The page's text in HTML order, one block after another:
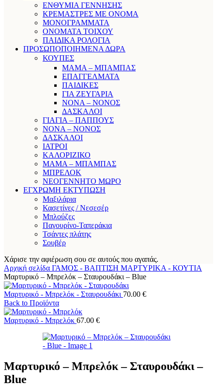
ΕΝΘΥΜΙΑ ΓΕΝΝΗΣΗΣ
ΚΡΕΜΑΣΤΡΕΣ ΜΕ ΟΝΟΜΑ
ΜΟΝΟΓΡΑΜΜΑΤΑ
ΟΝΟΜΑΤΑ ΤΟΙΧΟΥ
ΠΑΙΔΙΚΑ ΡΟΛΟΓΙΑ
ΠΡΟΣΩΠΟΠΟΙΗΜΕΝΑ ΔΩΡΑ
ΚΟΥΠΕΣ
ΜΑΜΑ – ΜΠΑΜΠΑΣ
ΕΠΑΓΓΕΛΜΑΤΑ
ΠΑΙΔΙΚΕΣ
ΓΙΑ ΖΕΥΓΑΡΙΑ
ΝΟΝΑ – ΝΟΝΟΣ
ΔΑΣΚΑΛΟΙ
ΓΙΑΓΙΑ – ΠΑΠΠΟΥΣ
ΝΟΝΑ – ΝΟΝΟΣ
ΔΑΣΚΑΛΟΙ
ΙΑΤΡΟΙ
ΚΑΛΟΡΙΖΙΚΟ
ΜΑΜΑ – ΜΠΑΜΠΑΣ
ΜΠΡΕΛΟΚ
ΝΕΟΓΕΝΝΗΤΟ ΜΩΡΟ
ΕΓΧΡΩΜΗ ΕΚΤΥΠΩΣΗ
Μαξιλάρια
Κασετίνες / Νεσεσέρ
Μπλούζες
Παγουρίνο-Ταπεράκια
Τσάντες πλάτης
Σουβέρ
Χάρισε την αφιέρωση σου σε αυτούς που αγαπάς.
Αρχική σελίδα ΓΑΜΟΣ - ΒΑΠΤΙΣΗ ΜΑΡΤΥΡΙΚΑ - ΚΟΥΤΙΑ
Μαρτυρικό – Μπρελόκ – Σταυρουδάκι – Blue
Μαρτυρικό - Μπρελόκ - Σταυρουδάκι 70.00 €
Back to Προϊόντα
Μαρτυρικό - Μπρελόκ 67.00 €
Μαρτυρικό – Μπρελόκ – Σταυρουδάκι –
Blue